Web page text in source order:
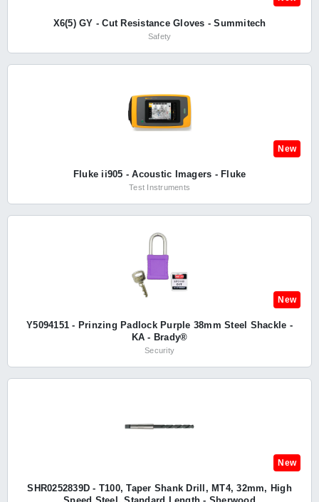
X6(5) GY - Cut Resistance Gloves - Summitech
Safety
New
Fluke ii905 - Acoustic Imagers - Fluke
Test Instruments
New
Y5094151 - Prinzing Padlock Purple 38mm Steel Shackle -
KA - Brady®
Security
New
SHR0252839D - T100, Taper Shank Drill, MT4, 32mm, High